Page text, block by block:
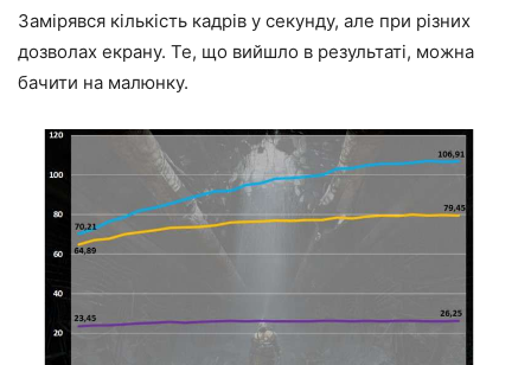
Замірявся кількість кадрів у секунду, але при різних
дозволах екрану. Те, що вийшло в результаті, можна
бачити на малюнку.